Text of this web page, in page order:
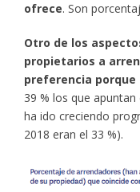
ofrece. Son
Otro de los
propietarios a
preferencia porque
39 % los que
ha ido creciendo
2018 eran el 33 %).